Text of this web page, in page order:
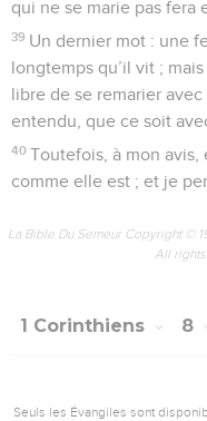
qui ne se marie pas fera
39 Un dernier mot : une
longtemps qu’il vit ;
libre de se remarier
entendu, que ce soit
40 Toutefois, à mon
comme elle est ; et je
La Bible Du Semeur Copyright ©
All
1 Corinthiens 8
Seuls les Évangiles sont